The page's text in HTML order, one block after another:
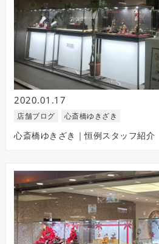
2020.01.17
店舗ブログ 心斎橋ゆきざき
心斎橋ゆきざき｜恒例スタッフ紹介